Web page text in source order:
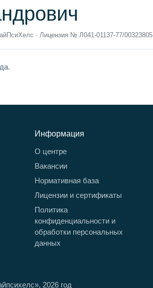
· Лицензия № Л041‑01137‑77/00323805
Информация
О центре
Вакансии
Нормативная база
Лицензии и сертификаты
Политика
конфиденциальности и
обработки персональных
данных
2026 год